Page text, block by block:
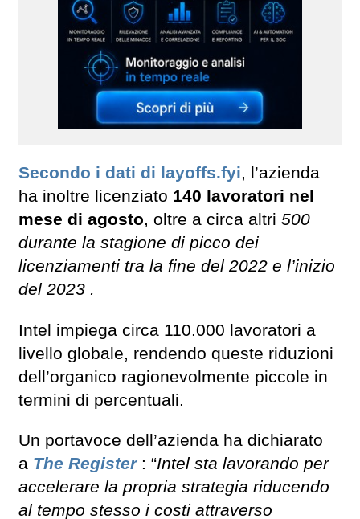
Secondo i dati di layoffs.fyi, l’azienda
ha inoltre licenziato 140 lavoratori nel
mese di agosto, oltre a circa altri 500
durante la stagione di picco dei
licenziamenti tra la fine del 2022 e l’inizio
del 2023 .
Intel impiega circa 110.000 lavoratori a
livello globale, rendendo queste riduzioni
dell’organico ragionevolmente piccole in
termini di percentuali.
Un portavoce dell’azienda ha dichiarato
a The Register: “Intel sta lavorando per
accelerare la propria strategia riducendo
al tempo stesso i costi attraverso